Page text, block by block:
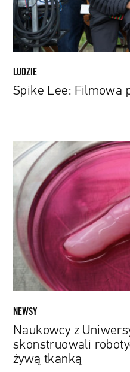
LUDZIE
Spike Lee: Filmowa
Naukowcy
z
Uniwersytetu
Tokijskiego
skonstruowali
robotyczny
pokryty
żywą
tkanką
NEWSY
Naukowcy z
skonstruowali
żywą tkanką